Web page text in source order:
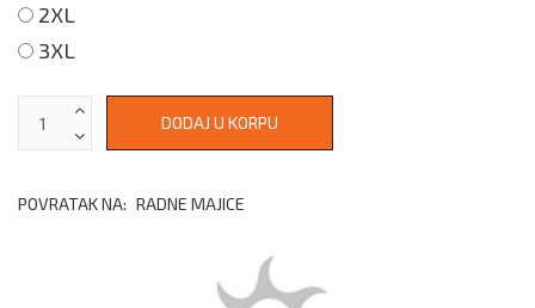
2XL
3XL
POVRATAK NA: RADNE MAJICE